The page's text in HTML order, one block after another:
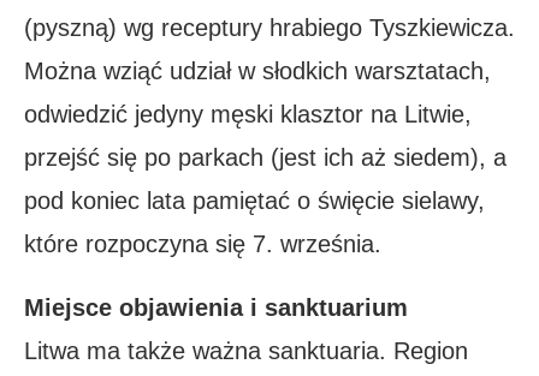
(pyszną) wg receptury hrabiego Tyszkiewicza.
Można wziąć udział w słodkich warsztatach,
odwiedzić jedyny męski klasztor na Litwie,
przejść się po parkach (jest ich aż siedem), a
pod koniec lata pamiętać o święcie sielawy,
które rozpoczyna się 7. września.
Miejsce objawienia i sanktuarium
Litwa ma także ważna sanktuaria. Region